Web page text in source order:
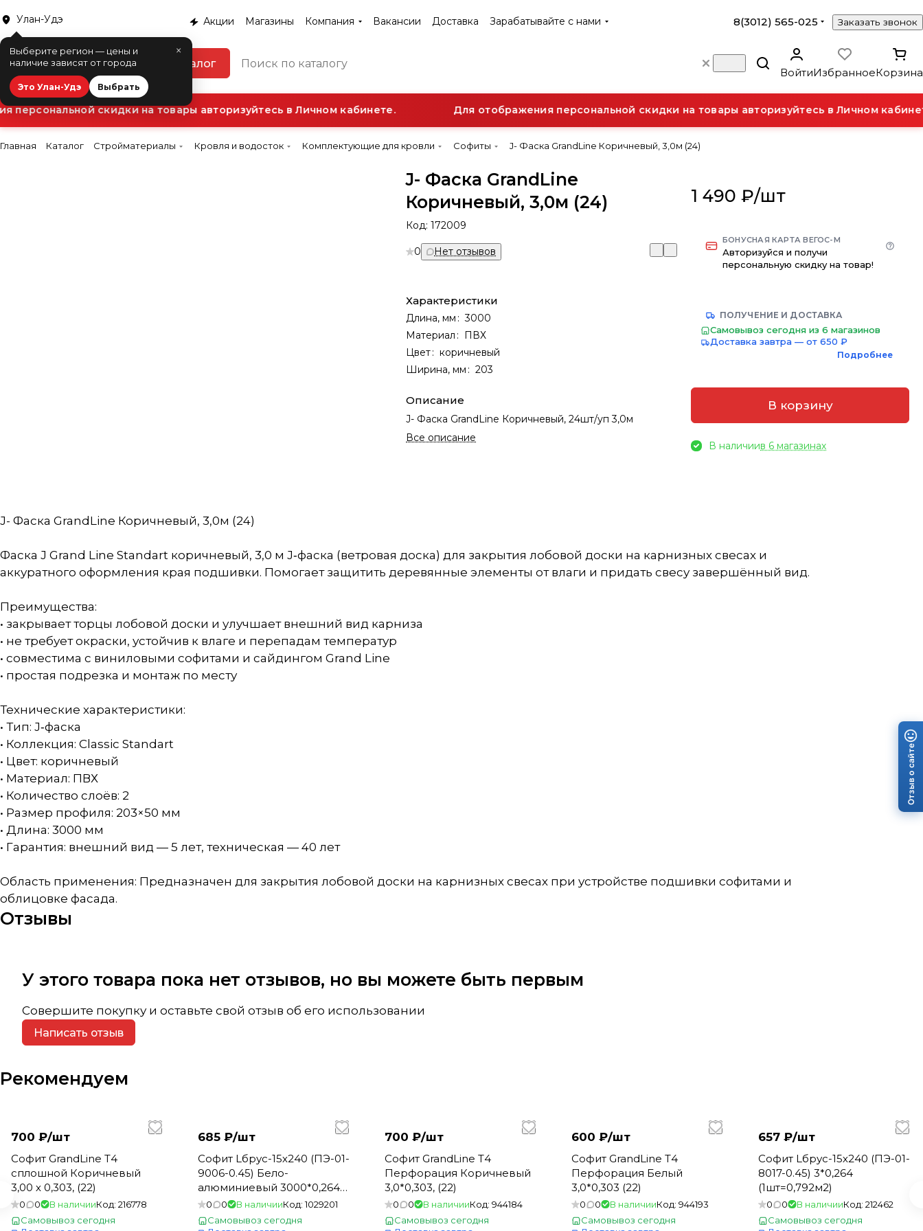
Улан-Удэ
×
Выберите регион — цены и
наличие зависят от города
Это Улан-Удэ Выбрать
Акции Магазины Компания Вакансии Доставка Зарабатывайте с нами 8(3012) 565-025 Заказать звонок
Каталог
ВойтиИзбранноеКорзина
скидки на товары авторизуйтесь в Личном кабинете. Для отображения персональной скидки на товары авторизуйтесь в Личном
Главная Каталог Стройматериалы Кровля и водосток Комплектующие для кровли Софиты J- Фаска GrandLine Коричневый, 3,0м (24)
J- Фаска GrandLine
Коричневый, 3,0м (24)
Код:172009
0 Нет отзывов
Характеристики
Длина, мм : 3000
Материал : ПВХ
Цвет: коричневый
Ширина, мм : 203
Описание
J- Фаска GrandLine Коричневый, 24шт/уп 3,0м
Все описание
1 490 ₽/шт
БОНУСНАЯ КАРТА ВЕГОС-М
Авторизуйся и получи
персональную скидку на товар!
ПОЛУЧЕНИЕ И ДОСТАВКА
Самовывоз сегодня из 6 магазинов
Доставка завтра — от 650 ₽
Подробнее
В корзину
В наличиив 6 магазинах
J- Фаска GrandLine Коричневый, 3,0м (24)
Фаска J Grand Line Standart коричневый, 3,0 м J‑фаска (ветровая доска) для закрытия лобовой доски на карнизных свесах и
аккуратного оформления края подшивки. Помогает защитить деревянные элементы от влаги и придать свесу завершённый вид.
Преимущества:
• закрывает торцы лобовой доски и улучшает внешний вид карниза
• не требует окраски, устойчив к влаге и перепадам температур
• совместима с виниловыми софитами и сайдингом Grand Line
• простая подрезка и монтаж по месту
Технические характеристики:
• Тип: J‑фаска
• Коллекция: Classic Standart
• Цвет: коричневый
• Материал: ПВХ
• Количество слоёв: 2
• Размер профиля: 203×50 мм
• Длина: 3000 мм
• Гарантия: внешний вид — 5 лет, техническая — 40 лет
Область применения: Предназначен для закрытия лобовой доски на карнизных свесах при устройстве подшивки софитами и
облицовке фасада.
Отзывы
У этого товара пока нет отзывов, но вы можете быть первым
Совершите покупку и оставьте свой отзыв об его использовании
Написать отзыв
Рекомендуем
700 ₽/шт
Софит GrandLine Т4
сплошной Коричневый
3,00 х 0,303, (22)
0 0 В наличииКод: 216778
Самовывоз сегодня
685 ₽/шт
Софит Lбрус-15х240 (ПЭ-01-
9006-0.45) Бело-
алюминиевый 3000*0,264
(1шт=0,792м2)
0 0 В наличииКод:1029201
Самовывоз сегодня
700 ₽/шт
Софит GrandLine Т4
Перфорация Коричневый
3,0*0,303, (22)
0 0 В наличииКод: 944184
Самовывоз сегодня
600 ₽/шт
Софит GrandLine Т4
Перфорация Белый
3,0*0,303 (22)
0 0 В наличииКод: 944193
Самовывоз сегодня
657 ₽/шт
Софит Lбрус-15х240 (ПЭ-01-
8017-0.45) 3*0,264
(1шт=0,792м2)
0 0 В наличииКод: 212462
Самовывоз сегодня
Отзыв о сайте